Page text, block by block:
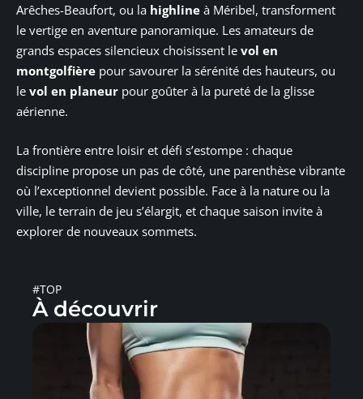
Arêches-Beaufort, ou la highline à Méribel, transforment
le vertige en aventure panoramique. Les amateurs de
grands espaces silencieux choisissent le vol en
montgolfière pour savourer la sérénité des hauteurs, ou
le vol en planeur pour goûter à la pureté de la glisse
aérienne.
La frontière entre loisir et défi s’estompe : chaque
discipline propose un pas de côté, une parenthèse vibrante
où l’exceptionnel devient possible. Face à la nature ou la
ville, le terrain de jeu s’élargit, et chaque saison invite à
explorer de nouveaux sommets.
#TOP
À découvrir